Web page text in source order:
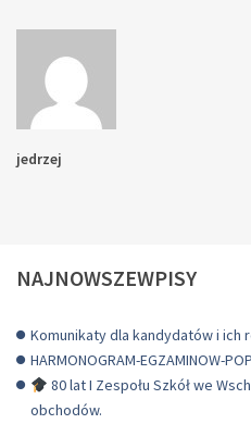
jedrzej
NAJNOWSZEWPISY
Komunikaty dla kandydatów i ich
HARMONOGRAM-EGZAMINOW-
80 lat I Zespołu Szkół we
obchodów.